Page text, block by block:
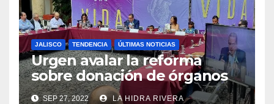
JALISCO TENDENCIA ÚLTIMAS NOTICIAS
Urgen avalar la reforma
sobre donación de órganos
en Jalisco.
SEP 27, 2022 LA HIDRA RIVERA